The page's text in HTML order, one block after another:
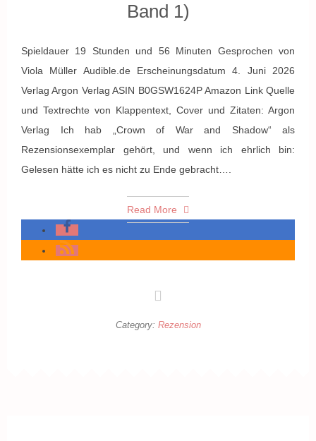
Band 1)
Spieldauer 19 Stunden und 56 Minuten Gesprochen von
Viola Müller Audible.de Erscheinungsdatum 4. Juni 2026
Verlag Argon Verlag ASIN B0GSW1624P Amazon Link Quelle
und Textrechte von Klappentext, Cover und Zitaten: Argon
Verlag Ich hab „Crown of War and Shadow“ als
Rezensionsexemplar gehört, und wenn ich ehrlich bin:
Gelesen hätte ich es nicht zu Ende gebracht….
Read More
Category: Rezension